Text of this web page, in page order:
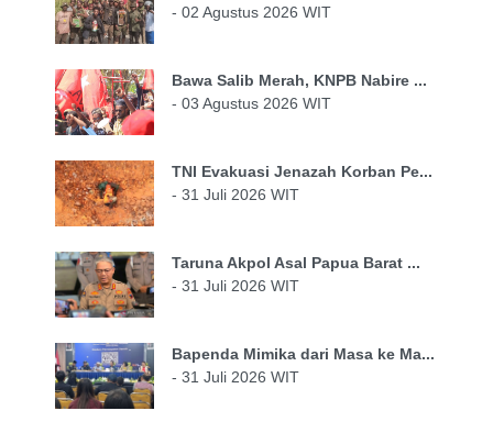
- 02 Agustus 2026 WIT
Bawa Salib Merah, KNPB Nabire ...
- 03 Agustus 2026 WIT
TNI Evakuasi Jenazah Korban Pe...
- 31 Juli 2026 WIT
Taruna Akpol Asal Papua Barat ...
- 31 Juli 2026 WIT
Bapenda Mimika dari Masa ke Ma...
- 31 Juli 2026 WIT